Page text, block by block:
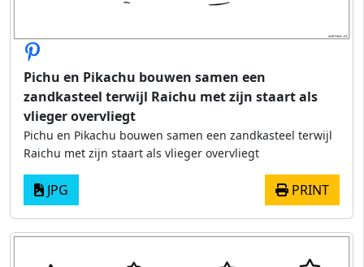
Pichu en Pikachu bouwen samen een
zandkasteel terwijl Raichu met zijn staart als
vlieger overvliegt
Pichu en Pikachu bouwen samen een zandkasteel terwijl
Raichu met zijn staart als vlieger overvliegt
JPG PRINT